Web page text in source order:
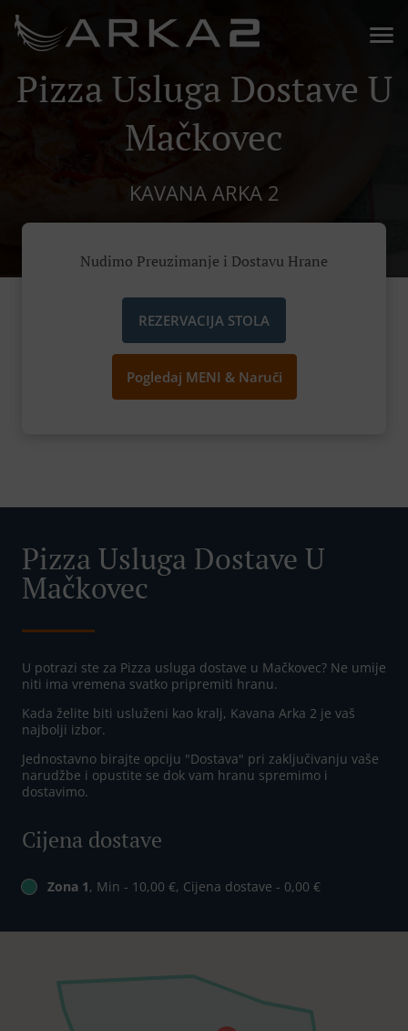
Pizza Usluga Dostave U
Mačkovec
KAVANA ARKA 2
Nudimo Preuzimanje i Dostavu Hrane
REZERVACIJA STOLA
Pogledaj MENI & Naruči
Pizza Usluga Dostave U
Mačkovec
U potrazi ste za Pizza usluga dostave u Mačkovec? Ne umije
niti ima vremena svatko pripremiti hranu.
Kada želite biti usluženi kao kralj, Kavana Arka 2 je vaš
najbolji izbor.
Jednostavno birajte opciju "Dostava" pri zaključivanju vaše
narudžbe i opustite se dok vam hranu spremimo i
dostavimo.
Cijena dostave
Zona 1, Min - 10,00 €, Cijena dostave - 0,00 €